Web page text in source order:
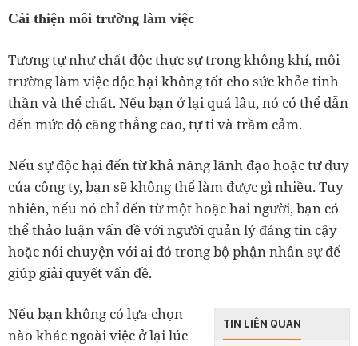
Cải thiện môi trường làm việc
Tương tự như chất độc thực sự trong không khí, môi
trường làm việc độc hại không tốt cho sức khỏe tinh
thần và thể chất. Nếu bạn ở lại quá lâu, nó có thể dẫn
đến mức độ căng thẳng cao, tự ti và trầm cảm.
Nếu sự độc hại đến từ khả năng lãnh đạo hoặc tư duy
của công ty, bạn sẽ không thể làm được gì nhiều. Tuy
nhiên, nếu nó chỉ đến từ một hoặc hai người, bạn có
thể thảo luận vấn đề với người quản lý đáng tin cậy
hoặc nói chuyện với ai đó trong bộ phận nhân sự để
giúp giải quyết vấn đề.
TIN LIÊN QUAN
Nếu bạn không có lựa chọn
nào khác ngoài việc ở lại lúc